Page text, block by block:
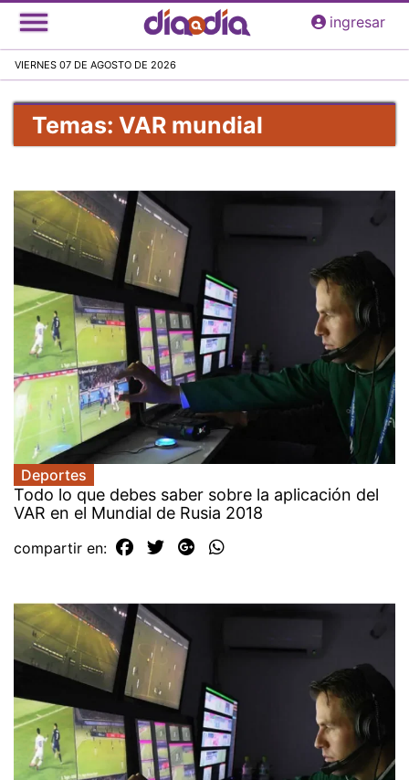
Pasar
al
principal
ingresar
VIERNES 07 DE AGOSTO DE 2026
Temas: VAR mundial
Deportes
Todo lo que debes saber sobre la aplicación del
VAR en el Mundial de Rusia 2018
compartir en: